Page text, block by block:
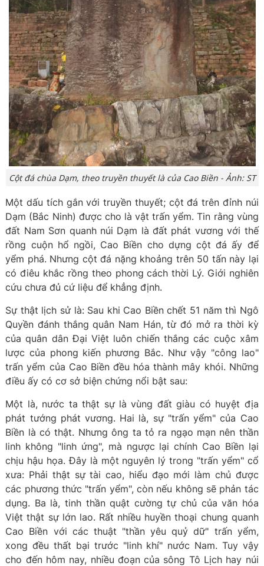
Cột đá chùa Dạm, theo truyền thuyết là của Cao Biền - Ảnh: ST
Một dấu tích gắn với truyền thuyết; cột đá trên đỉnh núi
Dạm (Bắc Ninh) được cho là vật trấn yểm. Tin rằng vùng
đất Nam Sơn quanh núi Dạm là đất phát vương với thế
rồng cuộn hổ ngồi, Cao Biền cho dựng cột đá ấy để
yểm phá. Nhưng cột đá nặng khoảng trên 50 tấn này lại
có điêu khắc rồng theo phong cách thời Lý. Giới nghiên
cứu chưa đủ cứ liệu để khẳng định.
Sự thật lịch sử là: Sau khi Cao Biền chết 51 năm thì Ngô
Quyền đánh thắng quân Nam Hán, từ đó mở ra thời kỳ
của quân dân Đại Việt luôn chiến thắng các cuộc xâm
lược của phong kiến phương Bắc. Như vậy "công lao"
trấn yểm của Cao Biền đều hóa thành mây khói. Những
điều ấy có cơ sở biện chứng nổi bật sau:
Một là, nước ta thật sự là vùng đất giàu có huyệt địa
phát tướng phát vương. Hai là, sự "trấn yểm" của Cao
Biền là có thật. Nhưng ông ta tỏ ra ngạo mạn nên thần
linh không "linh ứng", mà ngược lại chính Cao Biền lại
chịu hậu họa. Đây là một nguyên lý trong "trấn yểm" cổ
xưa: Phải thật sự tài cao, hiểu đạo mới làm chủ được
các phương thức "trấn yểm", còn nếu không sẽ phản tác
dụng. Ba là, tinh thần quật cường tự chủ của văn hóa
Việt thật sự lớn lao. Rất nhiều huyền thoại chung quanh
Cao Biền với các thuật "thần yêu quỷ dữ" trấn yểm,
xong đều thất bại trước "linh khí" nước Nam. Tuy vậy
cho đến hôm nay, nhiều đoạn của sông Tô Lịch hay núi